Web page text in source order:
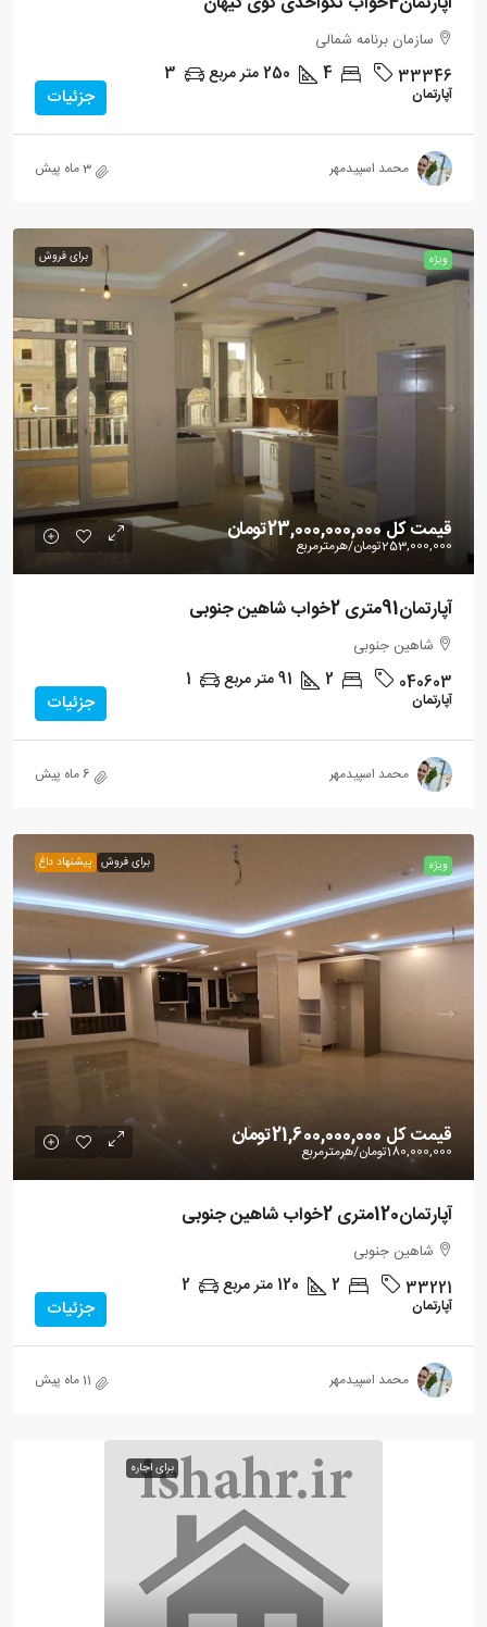
سازمان برنامه شمالی
33346
4
250متر مربع 3
آپارتمان جزئیات
محمد اسپیدمهر 3 ماه پیش
ویژه برای فروش
قیمت کل23,000,000,000تومان
253,000,000تومان /هرمترمربع
آپارتمان91متری 2خواب شاهین جنوبی
شاهین جنوبی
040603
2
91متر مربع 1
آپارتمان جزئیات
محمد اسپیدمهر 6 ماه پیش
ویژه برای فروش پیشنهاد داغ
قیمت کل 21,600,000,000تومان
180,000,000تومان /هرمترمربع
آپارتمان120متری 2خواب شاهین جنوبی
شاهین جنوبی
33221
2
120 متر مربع 2
آپارتمان جزئیات
محمد اسپیدمهر 11 ماه پیش
برای اجاره